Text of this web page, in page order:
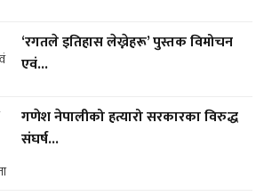
‘रगतले इतिहास लेख्नेहरू’ पुस्तक विमोचन
एवं...
गणेश नेपालीको हत्यारो सरकारका विरुद्ध
संघर्ष...